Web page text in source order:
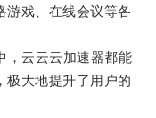
游戏、在线会议等各
云云云加速器都能
极大地提升了用户的